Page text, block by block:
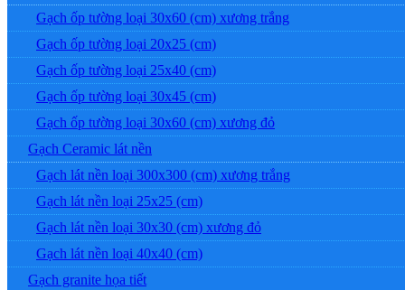
Gạch ốp tường loại 30x60 (cm) xương trắng
Gạch ốp tường loại 20x25 (cm)
Gạch ốp tường loại 25x40 (cm)
Gạch ốp tường loại 30x45 (cm)
Gạch ốp tường loại 30x60 (cm) xương đỏ
Gạch Ceramic lát nền
Gạch lát nền loại 300x300 (cm) xương trắng
Gạch lát nền loại 25x25 (cm)
Gạch lát nền loại 30x30 (cm) xương đỏ
Gạch lát nền loại 40x40 (cm)
Gạch granite họa tiết